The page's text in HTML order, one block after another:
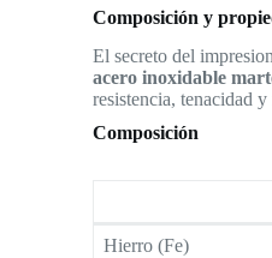
Composición y
El secreto del
acero inoxidable
resistencia, tenacidad
Composición
Hierro (Fe)